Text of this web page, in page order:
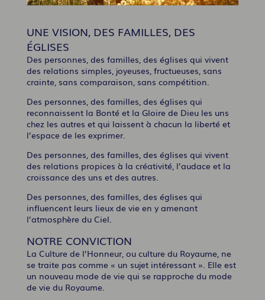
UNE VISION, DES FAMILLES, DES
ÉGLISES
Des personnes, des familles, des églises qui vivent
des relations simples, joyeuses, fructueuses, sans
crainte, sans comparaison, sans compétition.
Des personnes, des familles, des églises qui
reconnaissent la Bonté et la Gloire de Dieu les uns
chez les autres et qui laissent à chacun la liberté et
l’espace de les exprimer.
Des personnes, des familles, des églises qui vivent
des relations propices à la créativité, l’audace et la
croissance des uns et des autres.
Des personnes, des familles, des églises qui
influencent leurs lieux de vie en y amenant
l’atmosphère du Ciel.
NOTRE CONVICTION
La Culture de l’Honneur, ou culture du Royaume, ne
se traite pas comme « un sujet intéressant ». Elle est
un nouveau mode de vie qui se rapproche du mode
de vie du Royaume.